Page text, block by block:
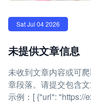
Sat Jul 04 2026
未提供文章信息
未收到文章内容或可
章段落。请提交包含
示例：[ {"url": "https://